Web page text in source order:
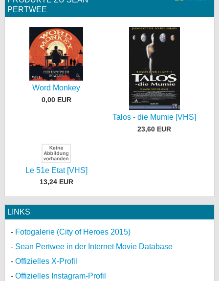
PERTWEE
Word Monkey
0,00 EUR
Talos - die Mumie [VHS]
23,60 EUR
Le 51e Etat [VHS]
13,24 EUR
LINKS
Fotogalerie (City of Heroes 2015)
Sean Pertwee in der Internet Movie Database
Offizielles X-Profil
Offizielles Instagram-Profil